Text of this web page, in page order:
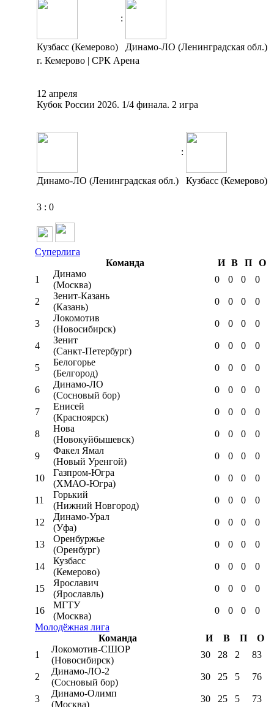
:
Кузбасс (Кемерово)
Динамо-ЛО (Ленинградская обл.)
г. Кемерово | СРК Арена
12 апреля
Кубок России 2026. 1/4 финала. 2 игра
:
Динамо-ЛО (Ленинградская обл.) Кузбасс (Кемерово)
3 : 0
Суперлига
Команда
И В П
О
1
Динамо
(Москва)
0 0 0 0
2
Зенит-Казань
(Казань)
0 0 0 0
3
Локомотив
(Новосибирск)
0 0 0 0
4
Зенит
(Санкт-Петербург)
0 0 0 0
5
Белогорье
(Белгород)
0 0 0 0
6
Динамо-ЛО
(Сосновый бор)
0 0 0 0
7
Енисей
(Красноярск)
0 0 0 0
8
Нова
(Новокуйбышевск)
0 0 0 0
9
Факел Ямал
(Новый Уренгой)
0 0 0 0
10
Газпром-Югра
(ХМАО-Югра)
0 0 0 0
11
Горький
(Нижний Новгород)
0 0 0 0
12
Динамо-Урал
(Уфа)
0 0 0 0
13
Оренбуржье
(Оренбург)
0 0 0 0
14
Кузбасс
(Кемерово)
0 0 0 0
15
Ярославич
(Ярославль)
0 0 0 0
16
МГТУ
(Москва)
0 0 0
0
Молодёжная лига
Команда
И В П
О
1
Локомотив-CШОР
(Новосибирск)
30 28 2 83
2
Динамо-ЛО-2
(Сосновый бор)
30 25 5 76
3
Динамо-Олимп
(Москва)
30 25 5 73